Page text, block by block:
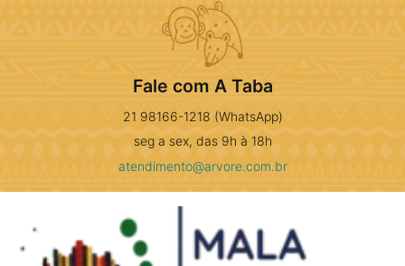
Fale com A Taba
21 98166-1218 (WhatsApp)
seg a sex, das 9h à 18h
atendimento@arvore.com.br